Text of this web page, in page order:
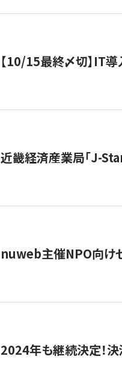
【10/15最終〆切】IT
近畿経済産業局「J-
nuweb主催NPO向け
2024年も継続決定！